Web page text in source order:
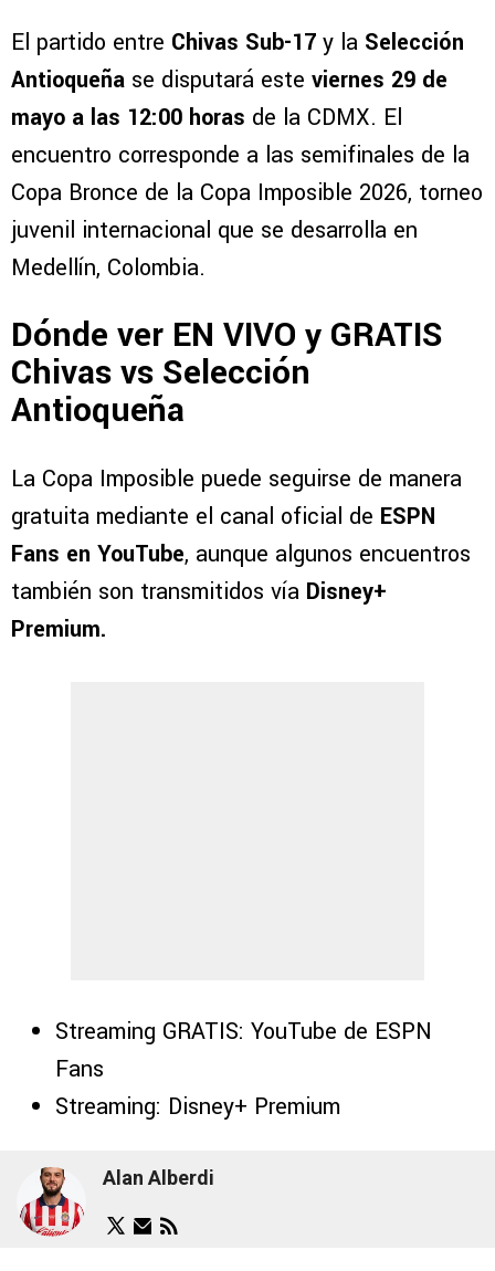
El partido entre Chivas Sub-17 y la Selección
Antioqueña se disputará este viernes 29 de
mayo a las 12:00 horas de la CDMX. El
encuentro corresponde a las semifinales de la
Copa Bronce de la Copa Imposible 2026, torneo
juvenil internacional que se desarrolla en
Medellín, Colombia.
Dónde ver EN VIVO y GRATIS
Chivas vs Selección
Antioqueña
La Copa Imposible puede seguirse de manera
gratuita mediante el canal oficial de ESPN
Fans en YouTube, aunque algunos encuentros
también son transmitidos vía Disney+
Premium.
Streaming GRATIS: YouTube de ESPN
Fans
Streaming: Disney+ Premium
Alan Alberdi